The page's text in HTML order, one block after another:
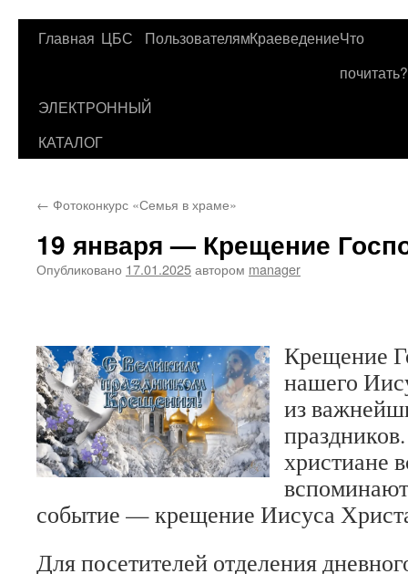
Перейти
содержимому
Главная ЦБС ПользователямКраеведениеЧто
почитать?
ЭЛЕКТРОННЫЙ
КАТАЛОГ
← Фотоконкурс «Семья в храме»
19 января — Крещение
Опубликовано 17.01.2025автором manager
Крещение
нашего
из
христиане
событие — крещение Иисуса
Для посетителей отделения